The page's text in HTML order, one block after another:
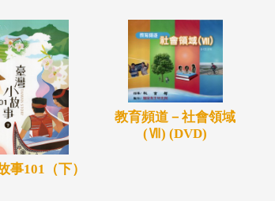
事101（下）
教育頻道－社會領域
(Ⅶ) (DVD)